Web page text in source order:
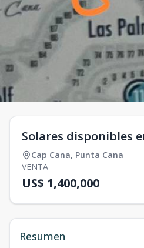
Solares disponibles
Cap Cana, Punta Cana
VENTA
US$ 1,400,000
Resumen